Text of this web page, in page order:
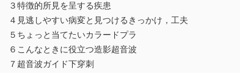
３特徴的所見を呈する疾患
４見逃しやすい病変と見つけるきっかけ，工夫
５ちょっと当てたいカラードプラ
６こんなときに役立つ造影超音波
７超音波ガイド下穿刺